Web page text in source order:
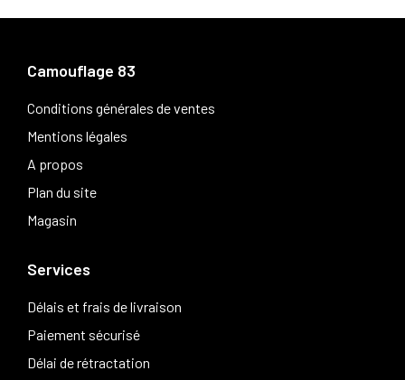
Camouflage 83
Conditions générales de ventes
Mentions légales
A propos
Plan du site
Magasin
Services
Délais et frais de livraison
Paiement sécurisé
Délai de rétractation